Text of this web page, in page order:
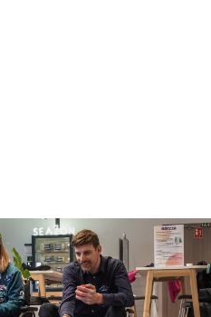
le bouton ci-dessous. Veuillez noter